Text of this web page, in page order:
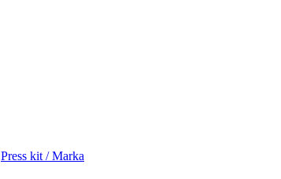
Press kit / Marka